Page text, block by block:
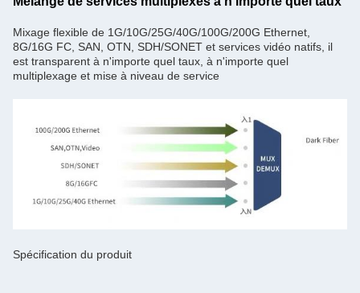
Mixage flexible de 1G/10G/25G/40G/100G/200G Ethernet,
8G/16G FC, SAN, OTN, SDH/SONET et services vidéo natifs, il
est transparent à n'importe quel taux, à n'importe quel
multiplexage et mise à niveau de service
Spécification du produit